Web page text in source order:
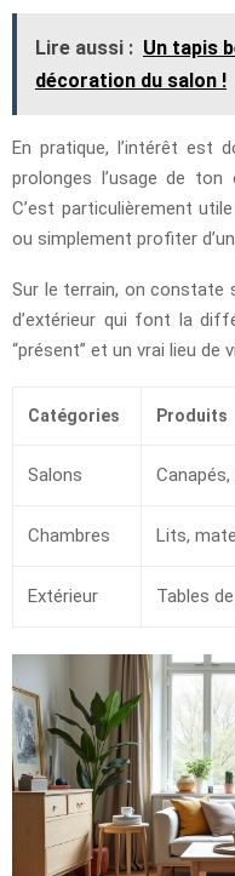
Lire aussi : Un tapis
décoration du salon !
En pratique, l’intérêt est
prolonges l’usage de
C’est particulièrement
ou simplement profiter
Sur le terrain, on constate
d’extérieur qui font la
“présent” et un vrai lieu de
Catégories Produits
Salons
Chambres Lits,
Extérieur Tables